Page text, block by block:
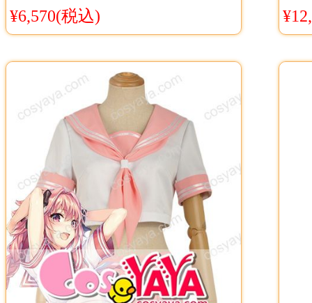
スプレ小物 かわいい ウサギ
¥6,570(税込)
コ